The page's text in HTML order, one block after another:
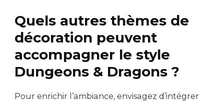
Quels autres thèmes de
décoration peuvent
accompagner le style
Dungeons & Dragons ?
Pour enrichir l’ambiance, envisagez d’intégrer